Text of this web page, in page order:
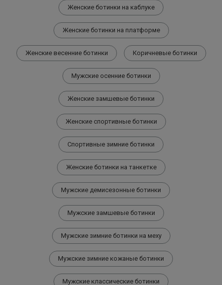
Женские ботинки на каблуке
Женские ботинки на платформе
Женские весенние ботинки Коричневые ботинки
Мужские осенние ботинки
Женские замшевые ботинки
Женские спортивные ботинки
Спортивные зимние ботинки
Женские ботинки на танкетке
Мужские демисезонные ботинки
Мужские замшевые ботинки
Мужские зимние ботинки на меху
Мужские зимние кожаные ботинки
Мужские классические ботинки